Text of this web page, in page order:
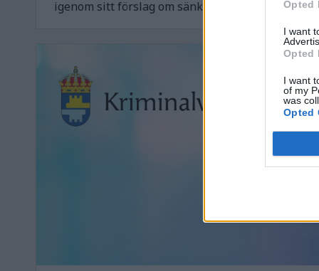
Opted
I want
Opted
I want
of my
was
Opted
igenom sitt förslag om sänkt straffbarhetsålder.